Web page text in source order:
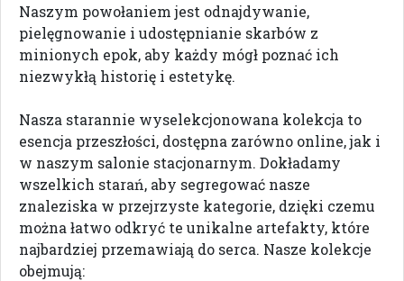
Naszym powołaniem jest odnajdywanie,
pielęgnowanie i udostępnianie skarbów z
minionych epok, aby każdy mógł poznać ich
niezwykłą historię i estetykę.
Nasza starannie wyselekcjonowana kolekcja to
esencja przeszłości, dostępna zarówno online, jak i
w naszym salonie stacjonarnym. Dokładamy
wszelkich starań, aby segregować nasze
znaleziska w przejrzyste kategorie, dzięki czemu
można łatwo odkryć te unikalne artefakty, które
najbardziej przemawiają do serca. Nasze kolekcje
obejmują: